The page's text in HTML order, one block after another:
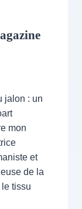
jalon : un
mon
et
de la
tissu